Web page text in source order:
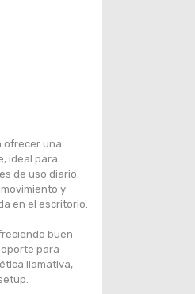
ofrecer una
ideal para
de uso diario.
y
en el escritorio.
buen
para
llamativa,